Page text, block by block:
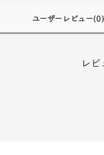
ユーザーレビュー(0)
レビ